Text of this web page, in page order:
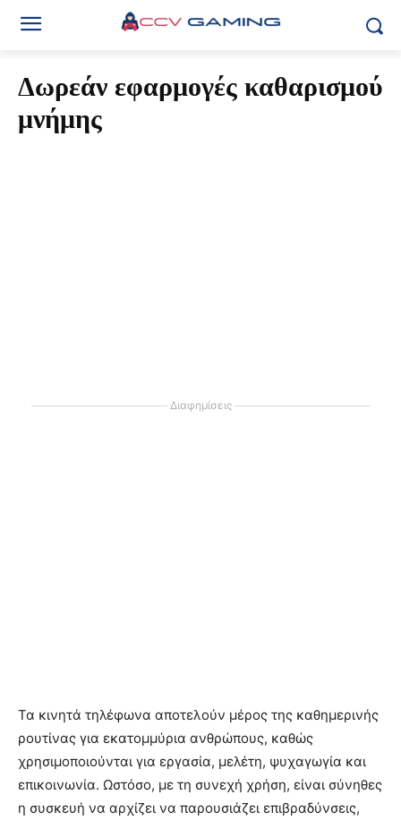
Δωρεάν εφαρμογές καθαρισμού
μνήμης
Διαφημίσεις
Τα κινητά τηλέφωνα αποτελούν μέρος της καθημερινής
ρουτίνας για εκατομμύρια ανθρώπους, καθώς
χρησιμοποιούνται για εργασία, μελέτη, ψυχαγωγία και
επικοινωνία. Ωστόσο, με τη συνεχή χρήση, είναι σύνηθες
η συσκευή να αρχίζει να παρουσιάζει επιβραδύνσεις,